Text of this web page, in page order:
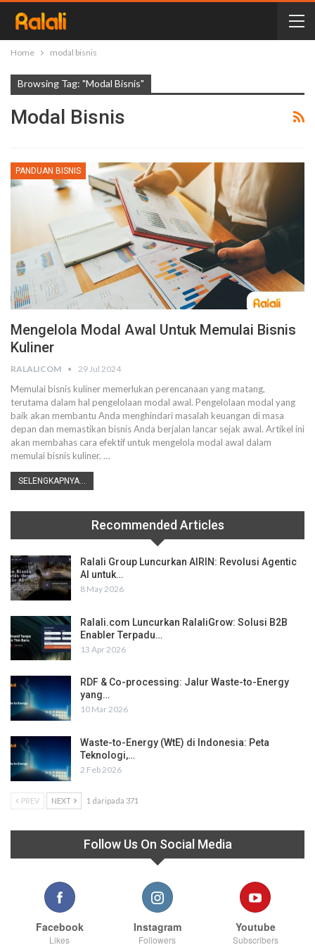
Home modal bisnis
Browsing Tag: "modal Bisnis"
Modal Bisnis
PANDUAN BISNIS
Mengelola Modal Awal Untuk Memulai Bisnis
Kuliner
RALALICOM 29 Jul 2024
Memulai bisnis kuliner memerlukan perencanaan yang matang,
terutama dalam hal pengelolaan modal awal. Pengelolaan modal yang
baik akan membantu Anda menghindari masalah keuangan di masa
depan dan memastikan bisnis Anda berjalan lancar sejak awal. Artikel ini
akan membahas cara efektif untuk mengelola modal awal dalam
memulai bisnis kuliner. …
SELENGKAPNYA...
Recommended Articles
Ralali Group Luncurkan AIRIN: Revolusi Agentic
AI untuk…
8 May 2026
Ralali.com Luncurkan RalaliGrow: Solusi B2B
Enabler Terpadu…
13 Apr 2026
RDF & Co-processing: Jalur Waste-to-Energy
yang…
10 Mar 2026
Waste-to-Energy (WtE) di Indonesia: Peta
Teknologi,…
2 Feb 2026
PREV NEXT 1 daripada 371
Follow Us On Social Media
Facebook
Likes
Instagram
Followers
Youtube
Subscribers